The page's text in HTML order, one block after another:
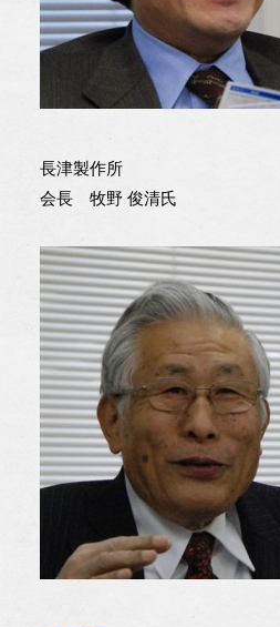
長津製作所
会長 牧野 俊清氏